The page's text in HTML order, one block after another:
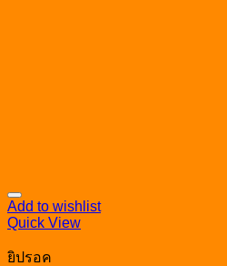
Add to wishlist
Quick View
ยิปรอค